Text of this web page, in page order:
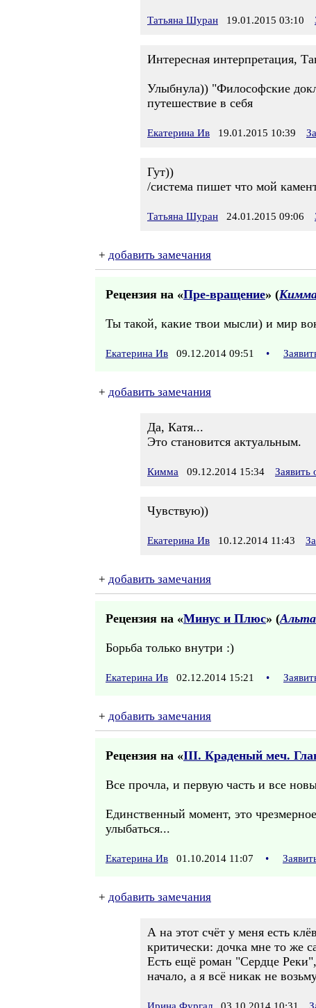
Татьяна Шуран 19.01.2015 03:10
Интересная интерпретация,
Улыбнула)) "Философские
путешествие в себя
Екатерина Ив 19.01.2015 10:39
Гут))
/система пишет что мой
Татьяна Шуран 24.01.2015 09:06
+ добавить замечания
Рецензия на «Пре-вращение» (
Ты такой, какие твои мысли) и мир
Екатерина Ив 09.12.2014 09:51 •
+ добавить замечания
Да, Катя...
Это становится актуальным.
Кимма 09.12.2014 15:34 Заявить
Чувствую))
Екатерина Ив 10.12.2014 11:43
+ добавить замечания
Рецензия на «Минус и Плюс» (Альта
Борьба только внутри :)
Екатерина Ив 02.12.2014 15:21 •
+ добавить замечания
Рецензия на «III. Краденый меч.
Все прочла, и первую часть и все
Единственный момент, это
улыбаться...
Екатерина Ив 01.10.2014 11:07 •
+ добавить замечания
А на этот счёт у меня есть
критически: дочка мне то же
Есть ещё роман "Сердце
начало, а я всё никак не